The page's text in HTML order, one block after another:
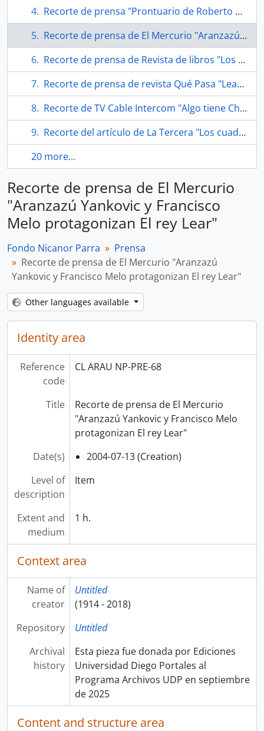
Recorte de prensa "Prontuario de Roberto Parra"
Recorte de prensa de El Mercurio "Aranzazú Yankovic y Francisco Melo protagonizan El rey Lear"
Recorte de prensa de Revista de libros "Los más vendidos"
Recorte de prensa de revista Qué Pasa "Lear/Parra style: Sin respeto"
Recorte de TV Cable Intercom "Algo tiene Chillán"
Recorte del artículo de La Tercera "Los cuadernos recuperados de Nicanor"
20 more...
Recorte de prensa de El Mercurio
"Aranzazú Yankovic y Francisco
Melo protagonizan El rey Lear"
Fondo Nicanor Parra
Prensa
Recorte de prensa de El Mercurio "Aranzazú
Yankovic y Francisco Melo protagonizan El rey Lear"
Other languages available
Identity area
Reference
code
CL ARAU NP-PRE-68
Title
Recorte de prensa de El Mercurio
"Aranzazú Yankovic y Francisco Melo
protagonizan El rey Lear"
Date(s)
2004-07-13 (Creation)
Level of
description
Item
Extent and
medium
1 h.
Context area
Name of
creator
Untitled
(1914 - 2018)
Repository
Untitled
Archival
history
Esta pieza fue donada por Ediciones
Universidad Diego Portales al
Programa Archivos UDP en septiembre
de 2025
Content and structure area